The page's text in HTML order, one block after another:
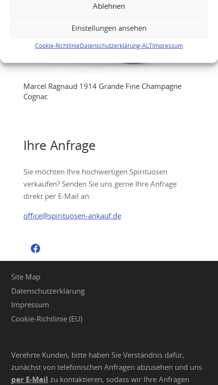
Ablehnen
Einstellungen ansehen
Cookie-RichtlinieDatenschutzerklärung-ALTImpressum
Marcel Ragnaud 1914 Grande Fine Champagne
Cognac
Ihre Anfrage
Sie möchten Ihre hochwertigen Spirituosen
verkaufen? Senden Sie uns gerne Ihre Anfrage
direkt per E-Mail an:
office@spirituosen-ankauf.de
Site Map
Datenschutzerklärung
Impressum
Cookie-Richtlinie (EU)
Verehrte Kunden, bitte haben Sie Verständnis dafür,
zunächst von telefonischen Anfragen abzusehen und uns
per E-Mail zu kontaktieren, sodass wir Ihre Anfragen